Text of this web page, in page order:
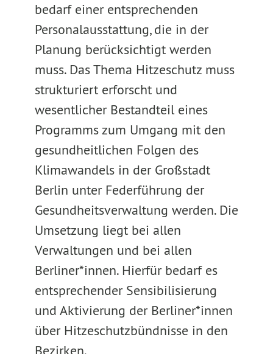
bedarf einer entsprechenden
Personalausstattung, die in der
Planung berücksichtigt werden
muss. Das Thema Hitzeschutz muss
strukturiert erforscht und
wesentlicher Bestandteil eines
Programms zum Umgang mit den
gesundheitlichen Folgen des
Klimawandels in der Großstadt
Berlin unter Federführung der
Gesundheitsverwaltung werden. Die
Umsetzung liegt bei allen
Verwaltungen und bei allen
Berliner*innen. Hierfür bedarf es
entsprechender Sensibilisierung
und Aktivierung der Berliner*innen
über Hitzeschutzbündnisse in den
Bezirken.